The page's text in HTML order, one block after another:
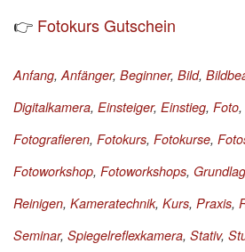
👉 Fotokurs Gutschein
Anfang,Anfänger, Beginner, Bild,
Digitalkamera, Einsteiger, Einstieg, Foto,
Fotografieren, Fotokurs, Fotokurse,
Fotoworkshop, Fotoworkshops,
Reinigen, Kameratechnik, Kurs, Praxis,
Seminar, Spiegelreflexkamera, Stativ,